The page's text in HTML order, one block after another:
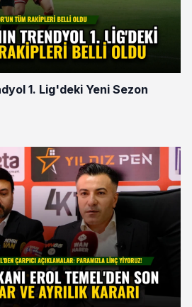
1. Lig'deki Yeni Sezon